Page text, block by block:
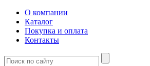
О компании
Каталог
Покупка и оплата
Контакты